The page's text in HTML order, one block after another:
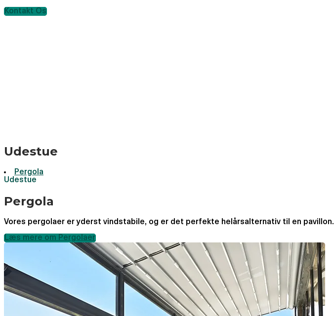
Kontakt Os
Udestue
Pergola
Udestue
Pergola
Vores pergolaer er yderst vindstabile, og er det perfekte helårsalternativ til en pavillon.
Læs mere om Pergolaer